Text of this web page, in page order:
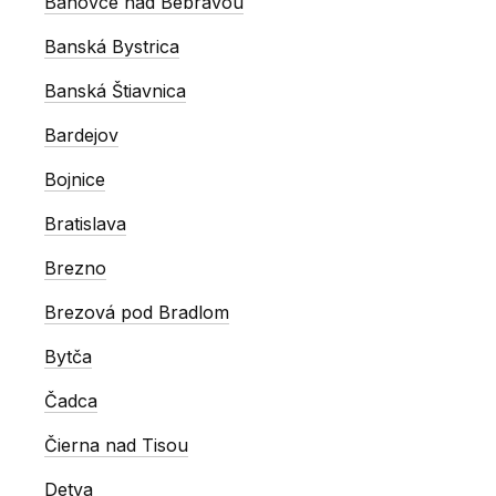
Banská Bystrica
Banská Štiavnica
Bardejov
Bojnice
Bratislava
Brezno
Brezová pod Bradlom
Bytča
Čadca
Čierna nad Tisou
Detva